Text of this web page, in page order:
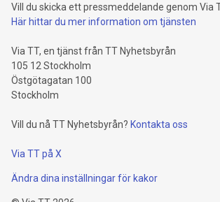
Vill du skicka ett pressmeddelande genom Via
Här hittar du mer information om tjänsten
Via TT, en tjänst från TT Nyhetsbyrån
105 12 Stockholm
Östgötagatan 100
Stockholm
Vill du nå TT Nyhetsbyrån? Kontakta oss
Via TT på X
Ändra dina inställningar för kakor